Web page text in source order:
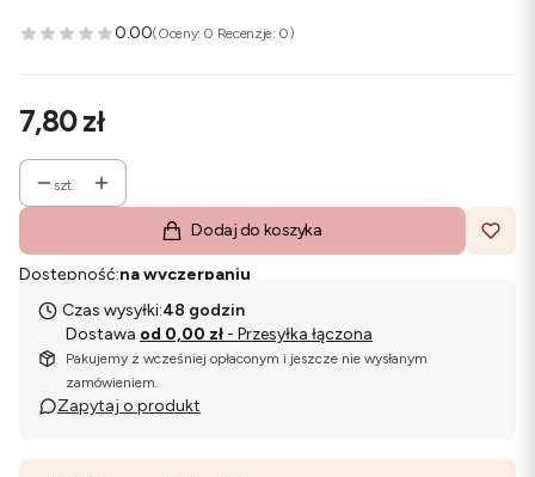
0.00(Oceny: 0 Recenzje: 0)
Cena
7,80 zł
szt.
Dodaj do koszyka
Dostępność:na wyczerpaniu
Czas wysyłki:48 godzin
Dostawa od 0,00 zł - Przesyłka łączona
Pakujemy z wcześniej opłaconym i jeszcze nie wysłanym
zamówieniem.
Zapytaj o produkt